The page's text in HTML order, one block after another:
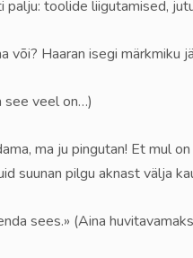
toolide liigutamised,
või? Haaran isegi
see veel on…)
ma ju pingutan! Et mul
suunan pilgu aknast välja
sees.» (Aina